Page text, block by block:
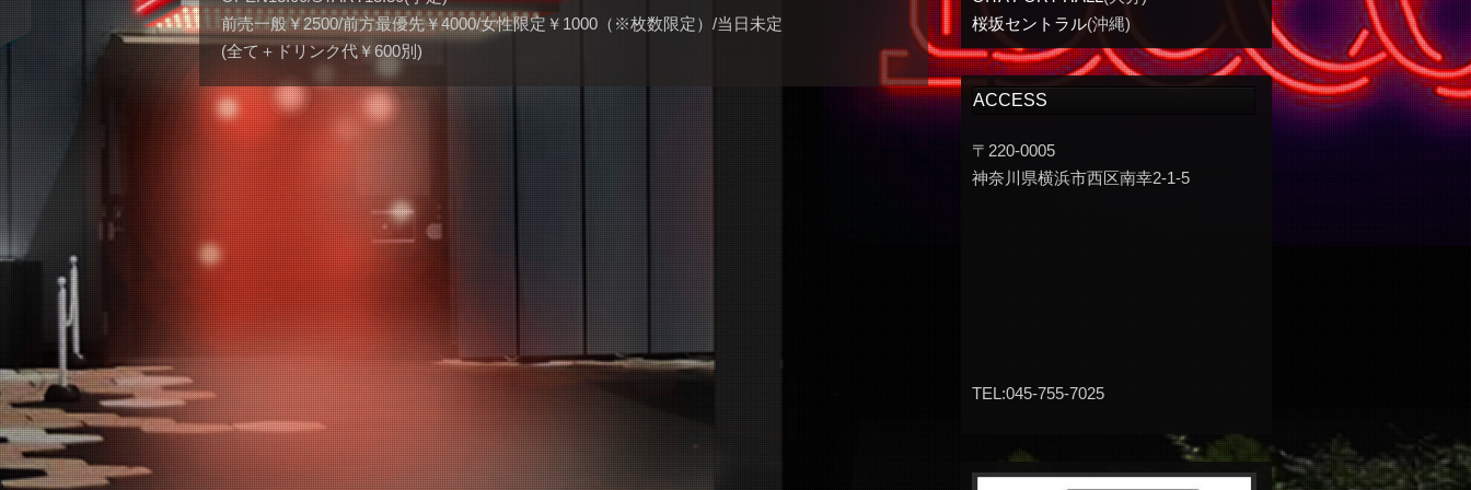
前売一般￥2500/前方最優先￥4000/女性限定￥1000（※枚数限定）/当日未定
(全て＋ドリンク代￥600別)
桜坂セントラル(沖縄)
ACCESS
〒220-0005
神奈川県横浜市西区南幸2-1-5
TEL:045-755-7025